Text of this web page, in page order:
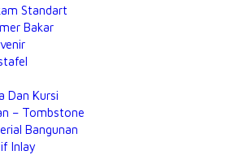
Standart
Bakar
Dan Kursi
– Tombstone
Bangunan
Inlay